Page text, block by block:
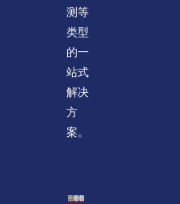
测等
类型
的一
站式
解决
方
案。